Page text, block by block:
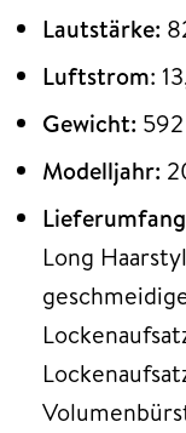
Lautstärke:
Luftstrom:
Gewicht:
Modelljahr:
Long